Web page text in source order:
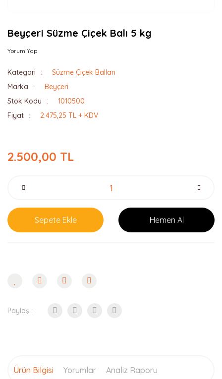
Beyçeri Süzme Çiçek Balı 5 kg
Yorum Yap
Kategori
Süzme Çiçek Balları
Marka
Beyçeri
Stok Kodu
1010500
Fiyat
2.475,25 TL + KDV
2.500,00 TL
Sepete Ekle Hemen Al
Paylaş :
Ürün Bilgisi Yorumlar Analiz Raporu